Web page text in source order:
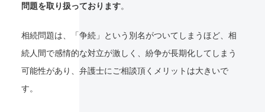
問題を取り扱っております。
相続問題は、「争続」という別名がついてしまうほど、相
続人間で感情的な対立が激しく、紛争が長期化してしまう
可能性があり、弁護士にご相談頂くメリットは大きいで
す。